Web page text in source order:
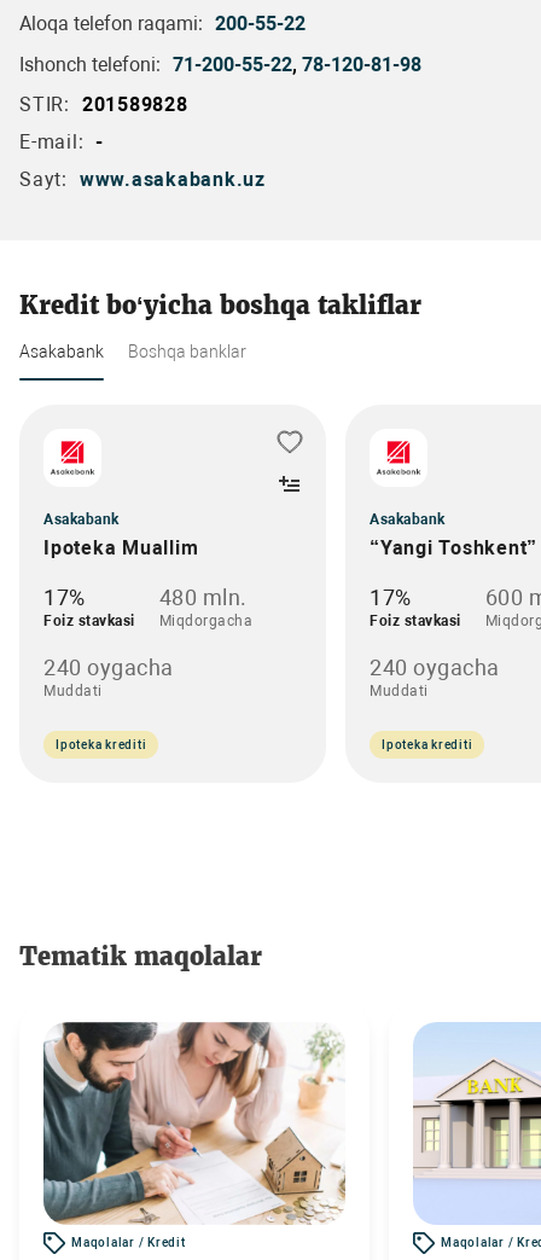
Aloqa telefon raqami: 200-55-22
Ishonch telefoni: 71-200-55-22, 78-120-81-98
STIR:
201589828
E-mail: -
Sayt:
www.asakabank.uz
Kredit bo‘yicha boshqa takliflar
Asakabank Boshqa banklar
Asakabank
Ipoteka Muallim
17%
Foiz stavkasi
480 mln.
Miqdorgacha
240 oygacha
Muddati
Ipoteka krediti
Asakabank
“Yangi Toshkent”
17%
Foiz stavkasi
600
240 oygacha
Muddati
Ipoteka krediti
Tematik maqolalar
Maqolalar / Kredit Maqolalar /